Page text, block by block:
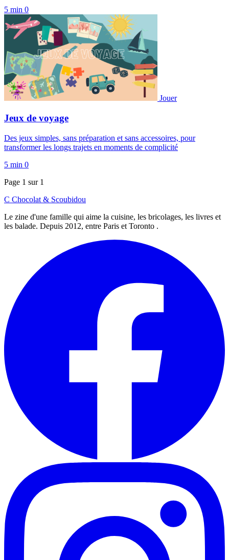
5 min 0
Jouer
Jeux de voyage
Des jeux simples, sans préparation et sans accessoires, pour
transformer les longs trajets en moments de complicité
5 min 0
Page 1 sur 1
C Chocolat & Scoubidou
Le zine d'une famille qui aime la cuisine, les bricolages, les livres et
les balade. Depuis 2012, entre Paris et Toronto .